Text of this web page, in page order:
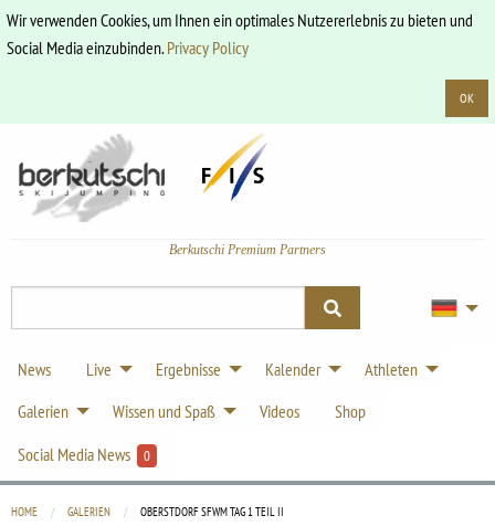
Wir verwenden Cookies, um Ihnen ein optimales Nutzererlebnis zu bieten und
Social Media einzubinden.Privacy Policy
OK
Berkutschi Premium Partners
News Live Ergebnisse Kalender
Athleten
Galerien
Wissen und Spaß Videos
Shop
Social Media News
0
HOME GALERIEN CURRENT:
OBERSTDORF SFWM TAG 1 TEIL II